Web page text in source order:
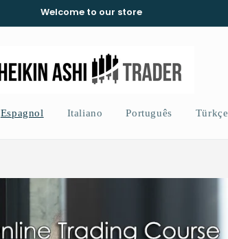
Welcome to our store
Espagnol Italiano Português Türkçe